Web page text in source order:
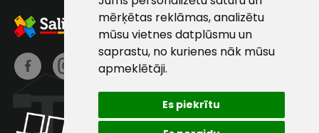
mērķētas reklāmas, analizētu
mūsu vietnes datplūsmu un
saprastu, no kurienes nāk mūsu
apmeklētāji.
Es piekrītu
Darbdienās:
8:00 – 17:00
(+371) 63 881
info@hards.lv